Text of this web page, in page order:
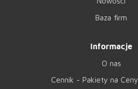
Baza firm
Informacje
O nas
Cennik - Pakiety na